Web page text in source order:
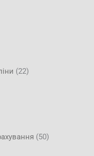
(22)
(50)